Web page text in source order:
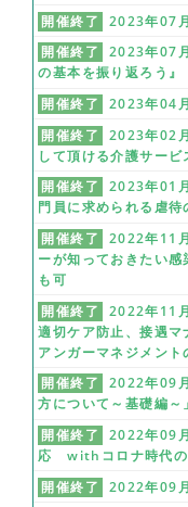
開催終了
2023年07
開催終了
2023年07
の基本を振り返ろう
開催終了
2023年04
開催終了
2023年02
して頂ける介護サー
開催終了
2023年01
門員に求められる虐待
開催終了
2022年11
ーが知っておきたい
も可
開催終了
2022年11
適切ケア防止、接遇
アンガーマネジメント
開催終了
2022年09
方について～基礎編～」
開催終了
2022年09
応 withコロナ時代の
開催終了
2022年09